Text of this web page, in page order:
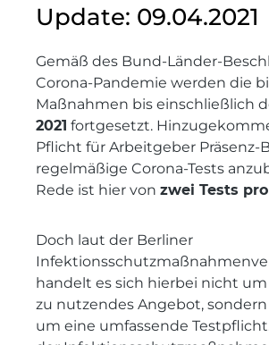
Update: 09.04.2021
Gemäß des Bund-Länder-
Corona-Pandemie werden die
Maßnahmen bis einschließlich
2021 fortgesetzt.
Pflicht für Arbeitgeber Präsenz-
regelmäßige Corona-Tests
Rede ist hier von zwei Tests
Doch laut der Berliner
handelt es sich hierbei nicht
zu nutzendes Angebot,
um eine umfassende